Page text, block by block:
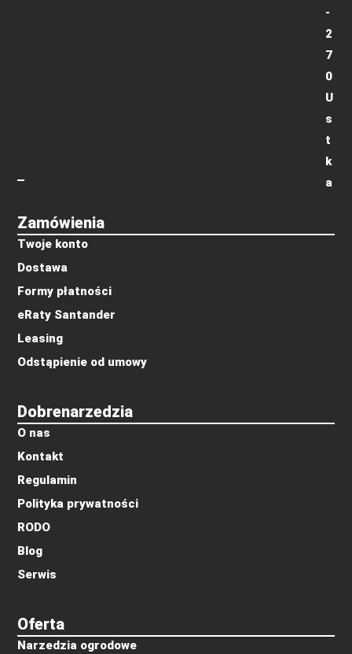
Oferta
Narzedzia ogrodowe
Dobrenarzedzia
O nas
Kontakt
Regulamin
Polityka prywatności
RODO
Blog
Serwis
Zamówienia
Twoje konto
Dostawa
Formy płatności
eRaty Santander
Leasing
Odstąpienie od umowy
-
2
7
0
U
s
t
k
a